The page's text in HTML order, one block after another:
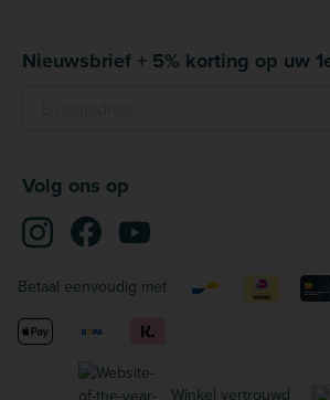
Nieuwsbrief + 5% korting op uw
Volg ons op
Betaal eenvoudig met
Winkel vertrouwd